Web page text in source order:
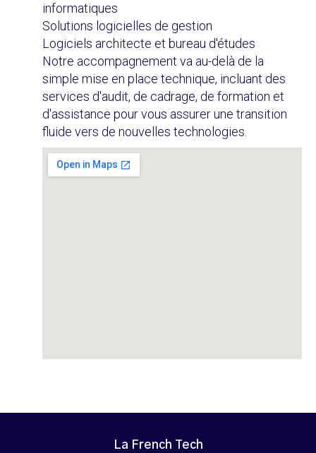
informatiques
Solutions logicielles de gestion
Logiciels architecte et bureau d'études
Notre accompagnement va au-delà de la
simple mise en place technique, incluant des
services d'audit, de cadrage, de formation et
d'assistance pour vous assurer une transition
fluide vers de nouvelles technologies.
La French Tech